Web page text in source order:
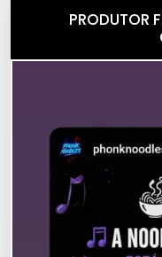
PRODUTOR